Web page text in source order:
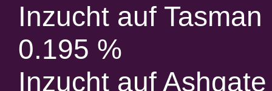
Inzucht auf
0.195 %
Inzucht auf